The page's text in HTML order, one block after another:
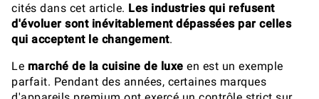
cités dans cet article. Les industries qui refusent
d'évoluer sont inévitablement dépassées par celles
qui acceptent le changement.
Le marché de la cuisine de luxe en est un exemple
parfait. Pendant des années, certaines marques